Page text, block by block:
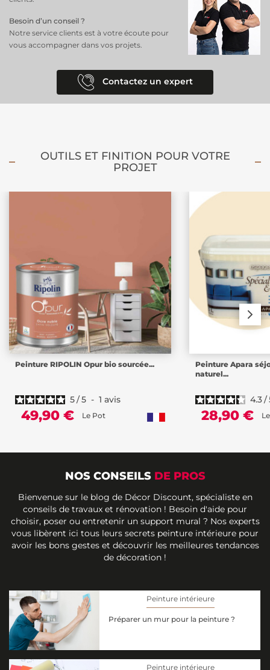
Besoin d’un conseil ?
Notre service clients est à votre écoute pour
vous accompagner dans vos projets.
Contactez un expert
OUTILS ET FINITION POUR VOTRE
PROJET
Peinture RIPOLIN Opur bio sourcée...
5/5 - 1 avis
49,90 € Le Pot
Peinture Apara
naturel...
4.3/
28,90 €
NOS CONSEILS DE PROS
Bienvenue sur le blog de Décor Discount, spécialiste en
conseils de travaux et rénovation ! Besoin d'aide pour
choisir, poser ou entretenir un support mural ? Nos experts
vous libèrent ici tous leurs secrets peinture intérieure pour
avoir les bons gestes et découvrir les meilleures tendances
de décoration !
Peinture intérieure
Préparer un mur pour la peinture ?
Peinture intérieure